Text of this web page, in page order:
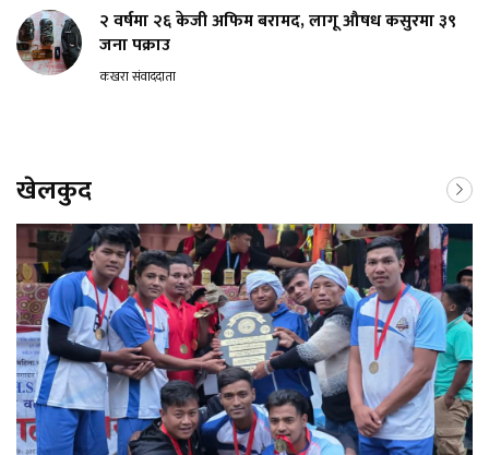
२ वर्षमा २६ केजी अफिम बरामद, लागू औषध कसुरमा ३९
जना पक्राउ
कखरा संवाददाता
खेलकुद